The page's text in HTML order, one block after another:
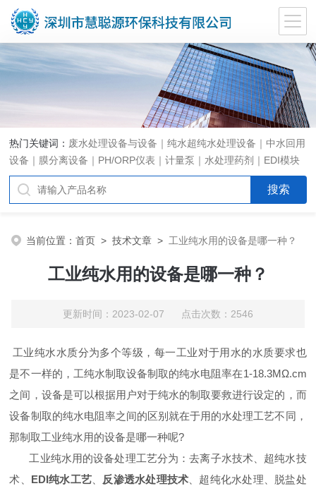
热门关键词： 废水处理设备与设备｜纯水超纯水处理设备｜中水回用
设备｜膜分离设备｜PH/ORP仪表｜计量泵｜水处理药剂｜EDI模块
代理｜EDI模块维修
当前位置：首页 >技术文章 > 工业纯水用的设备是哪一种？
工业纯水用的设备是哪一种？
更新时间：2023-02-07 点击次数：2546
工业纯水水质分为多个等级，每一工业对于用水的水质要求也
是不一样的，工纯水制取设备制取的纯水电阻率在1-18.3MΩ.cm
之间，设备是可以根据用户对于纯水的制取要救进行设定的，而
设备制取的纯水电阻率之间的区别就在于用的水处理工艺不同，
那制取工业纯水用的设备是哪一种呢?
工业纯水用的设备处理工艺分为：去离子水技术、超纯水技
术、 EDI纯水工艺 反渗透水处理技术 、超纯化水处理、脱盐处